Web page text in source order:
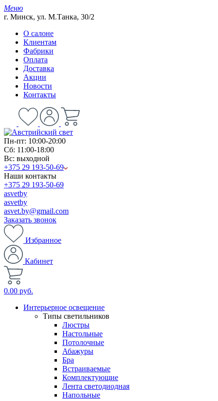
Меню
г. Минск, ул. М.Танка, 30/2
О салоне
Клиентам
Фабрики
Оплата
Доставка
Акции
Новости
Контакты
Пн-пт: 10:00-20:00
Сб: 11:00-18:00
Вс: выходной
+375 29 193-50-69
Наши контакты
+375 29 193-50-69
asvetby
asvetby
asvet.by@gmail.com
Заказать звонок
Избранное
Кабинет
0.00 руб.
Интерьерное освещение
Типы светильников
Люстры
Настольные
Потолочные
Абажуры
Бра
Встраиваемые
Комплектующие
Лента светодиодная
Напольные